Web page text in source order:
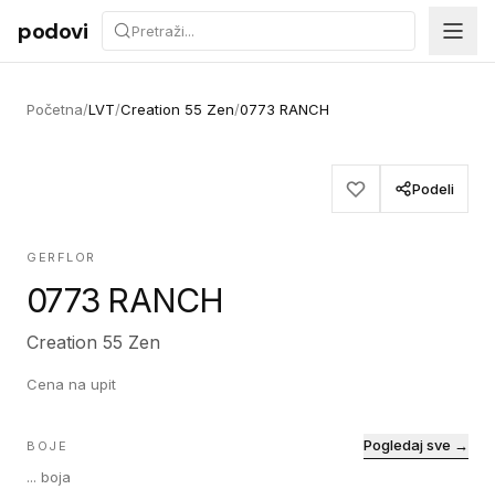
Preskoči na sadržaj
podovi
Početna/LVT/Creation 55 Zen/0773 RANCH
Podeli
GERFLOR
0773 RANCH
Creation 55 Zen
Cena na upit
BOJE
... boja
Pogledaj sve →